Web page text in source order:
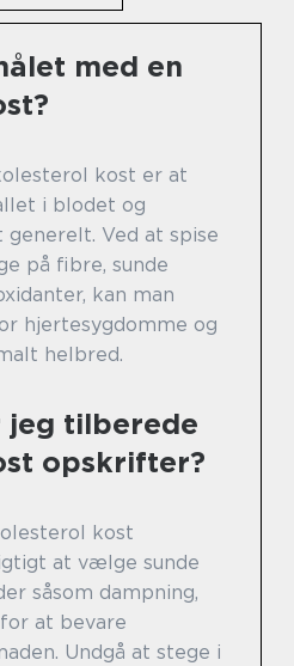
med en
kost er at
i blodet og
Ved at spise
på fibre, sunde
kan man
hjertesygdomme og
helbred.
jeg tilberede
opskrifter?
kost
at vælge sunde
såsom dampning,
at bevare
Undgå at stege i